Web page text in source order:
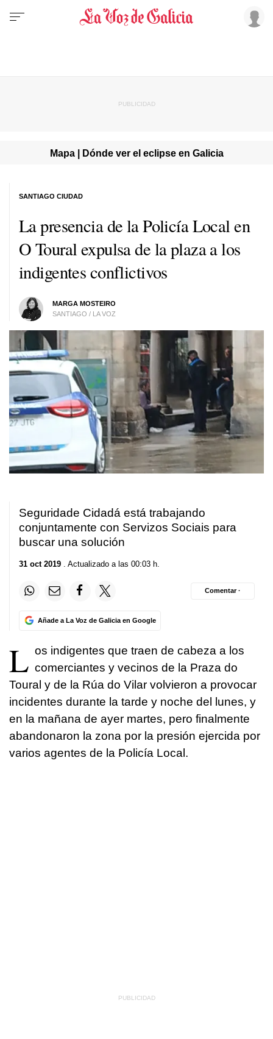
Mapa | Dónde ver el eclipse en Galicia
La presencia de la Policía Local en
O Toural expulsa de la plaza a los
indigentes conflictivos
MARGA MOSTEIRO
SANTIAGO / LA VOZ
SANTIAGO CIUDAD
Seguridade Cidadá está trabajando
conjuntamente con Servizos Sociais para
buscar una solución
31 oct 2019 . Actualizado a las 00:03 h.
Añade a La Voz de Galicia en Google
Comentar ·
L os indigentes que traen de cabeza a los
comerciantes y vecinos de la Praza do
Toural y de la Rúa do Vilar volvieron a provocar
incidentes durante la tarde y noche del lunes, y
en la mañana de ayer martes, pero finalmente
abandonaron la zona por la presión ejercida por
varios agentes de la Policía Local.